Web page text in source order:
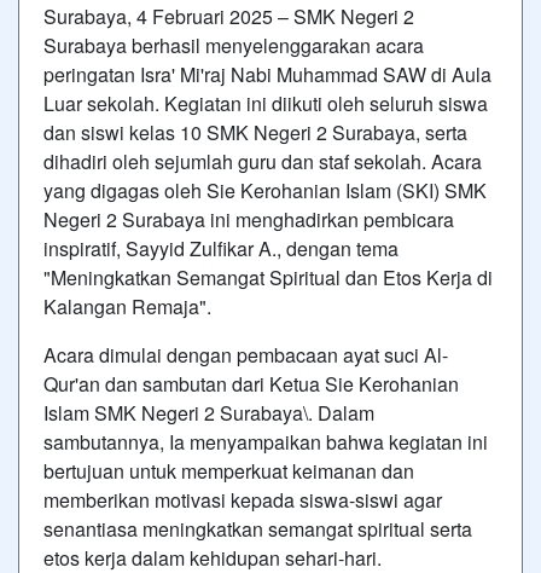
Surabaya, 4 Februari 2025 – SMK Negeri 2
Surabaya berhasil menyelenggarakan acara
peringatan Isra' Mi'raj Nabi Muhammad SAW di Aula
Luar sekolah. Kegiatan ini diikuti oleh seluruh siswa
dan siswi kelas 10 SMK Negeri 2 Surabaya, serta
dihadiri oleh sejumlah guru dan staf sekolah. Acara
yang digagas oleh Sie Kerohanian Islam (SKI) SMK
Negeri 2 Surabaya ini menghadirkan pembicara
inspiratif, Sayyid Zulfikar A., dengan tema
"Meningkatkan Semangat Spiritual dan Etos Kerja di
Kalangan Remaja".
Acara dimulai dengan pembacaan ayat suci Al-
Qur'an dan sambutan dari Ketua Sie Kerohanian
Islam SMK Negeri 2 Surabaya\. Dalam
sambutannya, Ia menyampaikan bahwa kegiatan ini
bertujuan untuk memperkuat keimanan dan
memberikan motivasi kepada siswa-siswi agar
senantiasa meningkatkan semangat spiritual serta
etos kerja dalam kehidupan sehari-hari.